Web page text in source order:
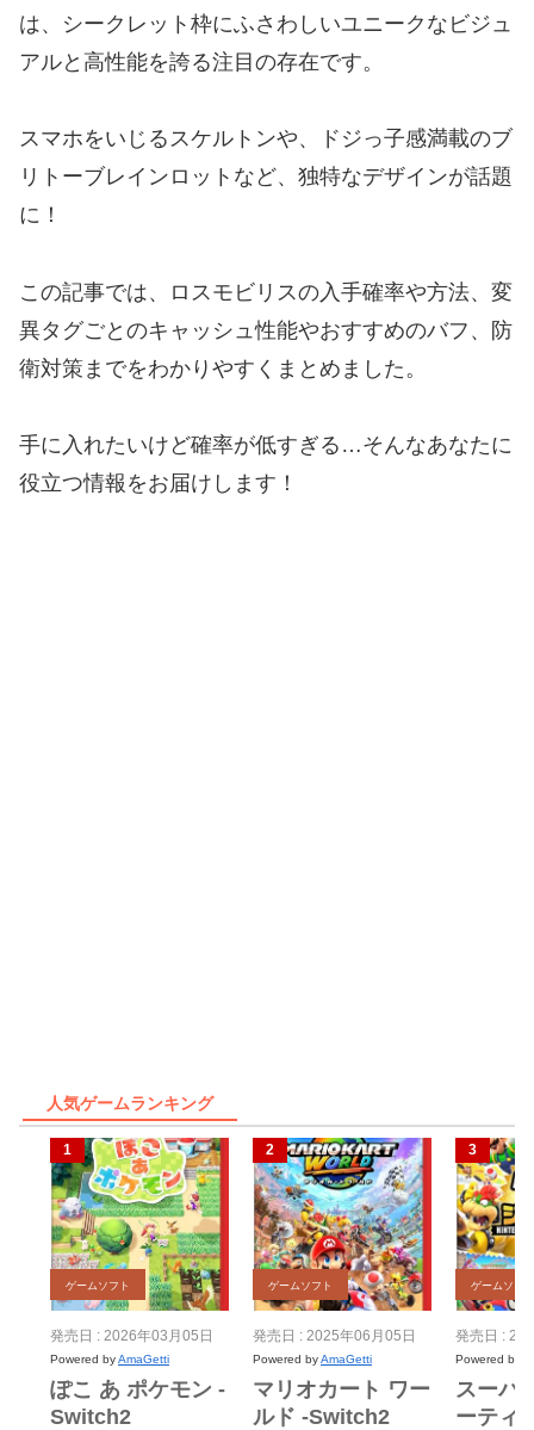
は、シークレット枠にふさわしいユニークなビジュ
アルと高性能を誇る注目の存在です。
スマホをいじるスケルトンや、ドジっ子感満載のブ
リトーブレインロットなど、独特なデザインが話題
に！
この記事では、ロスモビリスの入手確率や方法、変
異タグごとのキャッシュ性能やおすすめのバフ、防
衛対策までをわかりやすくまとめました。
手に入れたいけど確率が低すぎる…そんなあなたに
役立つ情報をお届けします！
人気ゲームランキング
ゲームソフト
発売日 : 2026年03月05日
Powered byAmaGetti
ぽこ あ ポケモン -
Switch2
ゲームソフト
発売日 : 2025年06月05日
Powered byAmaGetti
マリオカート ワー
ルド -Switch2
ゲームソフト
発売日 :
Powered by
スーパ
ーティ